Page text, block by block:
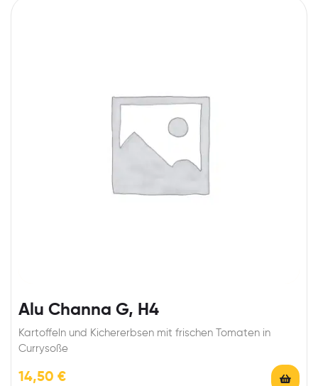
Alu Channa G, H4
Kartoffeln und Kichererbsen mit frischen Tomaten in
Currysoße
14,50 €